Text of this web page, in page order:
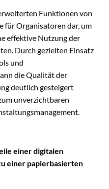
Funktionen von
für Organisatoren dar, um
effektive Nutzung der
Durch gezielten Einsatz
und
die Qualität der
deutlich gesteigert
unverzichtbaren
einer digitalen
einer papierbasierten